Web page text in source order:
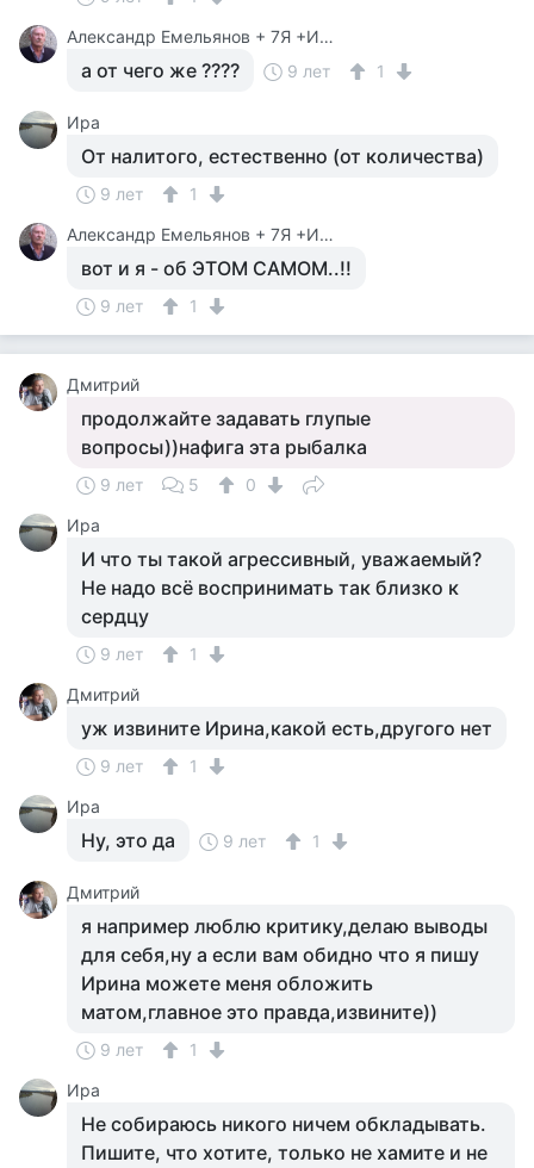
Александр Емельянов + 7Я +Инструктор Туризма
а от чего же ???? 9 лет 1
Ира
От налитого, естественно (от количества)
9 лет
1
Александр Емельянов + 7Я +Инструктор Туризма
вот и я - об ЭТОМ САМОМ..!!
9 лет 1
Дмитрий
продолжайте задавать глупые
вопросы))нафига эта рыбалка
9 лет 5
0
Ира
И что ты такой агрессивный, уважаемый?
Не надо всё воспринимать так близко к
сердцу
9 лет
1
Дмитрий
уж извините Ирина,какой есть,другого нет
9 лет
1
Ира
Ну, это да 9 лет 1
Дмитрий
я например люблю критику,делаю выводы
для себя,ну а если вам обидно что я пишу
Ирина можете меня обложить
матом,главное это правда,извините))
9 лет
1
Ира
Не собираюсь никого ничем обкладывать.
Пишите, что хотите, только не хамите и не